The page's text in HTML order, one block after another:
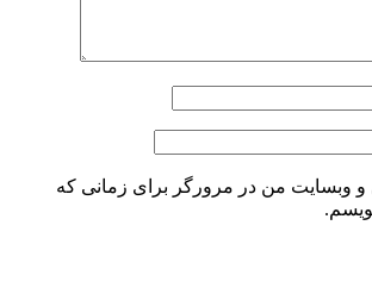
و وبسایت من در مرورگر برای زمانی که